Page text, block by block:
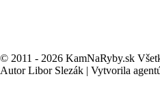
© 2011 - 2026 KamNaRyby.sk
Autor Libor Slezák | Vytvorila